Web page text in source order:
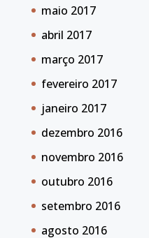
maio 2017
abril 2017
março 2017
fevereiro 2017
janeiro 2017
dezembro 2016
novembro 2016
outubro 2016
setembro 2016
agosto 2016